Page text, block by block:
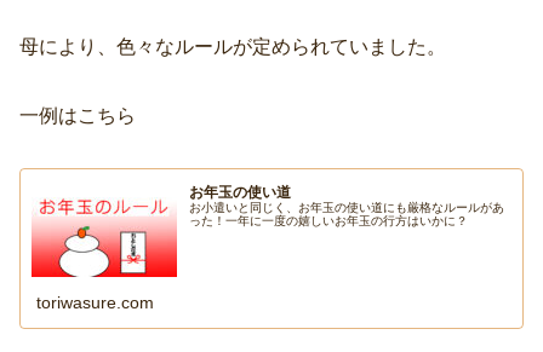
母により、色々なルールが定められていました。
一例はこちら
お年玉の使い道
お小遣いと同じく、お年玉の使い道にも厳格なルールがあ
った！一年に一度の嬉しいお年玉の行方はいかに？
toriwasure.com